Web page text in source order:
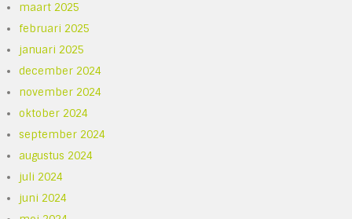
maart 2025
februari 2025
januari 2025
december 2024
november 2024
oktober 2024
september 2024
augustus 2024
juli 2024
juni 2024